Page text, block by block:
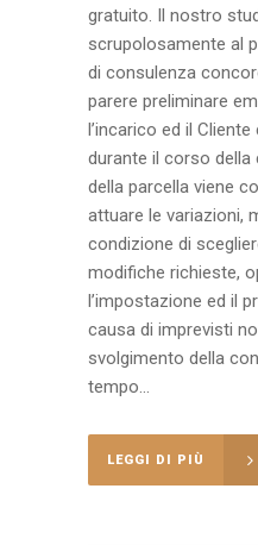
gratuito. Il nostro
scrupolosamente al
di consulenza
parere preliminare
l’incarico ed il
durante il corso
della parcella viene
attuare le variazioni,
condizione di
modifiche richieste,
l’impostazione ed il
causa di imprevisti
svolgimento della
tempo...
LEGGI DI PIÙ